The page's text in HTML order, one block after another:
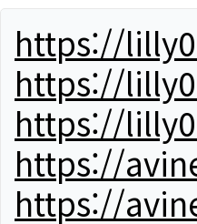
https://
https://
https://
https://
https://